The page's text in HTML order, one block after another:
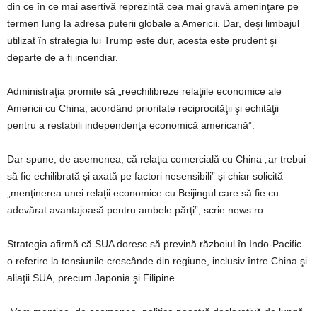
din ce în ce mai asertivă reprezintă cea mai gravă ameninţare pe
termen lung la adresa puterii globale a Americii. Dar, deşi limbajul
utilizat în strategia lui Trump este dur, acesta este prudent şi
departe de a fi incendiar.
Administraţia promite să „reechilibreze relaţiile economice ale
Americii cu China, acordând prioritate reciprocităţii şi echităţii
pentru a restabili independenţa economică americană”.
Dar spune, de asemenea, că relaţia comercială cu China „ar trebui
să fie echilibrată şi axată pe factori nesensibili” şi chiar solicită
„menţinerea unei relaţii economice cu Beijingul care să fie cu
adevărat avantajoasă pentru ambele părţi”, scrie news.ro.
Strategia afirmă că SUA doresc să prevină războiul în Indo-Pacific –
o referire la tensiunile crescânde din regiune, inclusiv între China şi
aliaţii SUA, precum Japonia şi Filipine.